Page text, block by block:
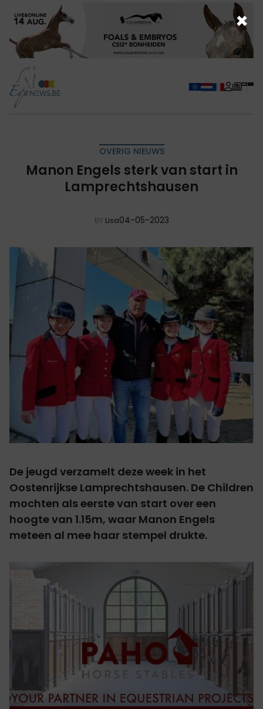
OVERIG NIEUWS
Manon Engels sterk van start in
Lamprechtshausen
BY Lisa04-05-2023
De jeugd verzamelt deze week in het
Oostenrijkse Lamprechtshausen. De Children
mochten als eerste van start over een
hoogte van 1.15m, waar Manon Engels
meteen al mee haar stempel drukte.
×